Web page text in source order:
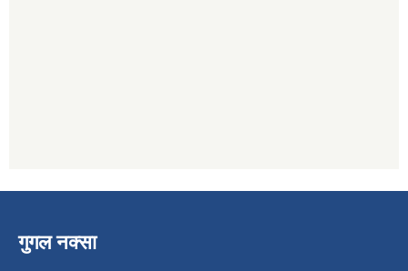
गुगल नक्सा